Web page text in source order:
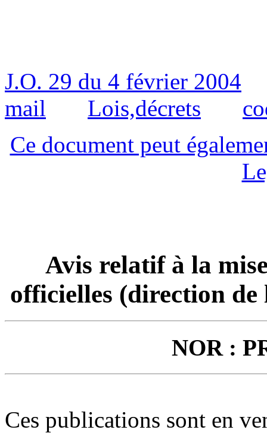
J.O. 29 du 4 février 2004
mail
Lois,décrets
Ce document peut
Avis relatif à la
officielles (direction
NOR :
Ces publications sont en